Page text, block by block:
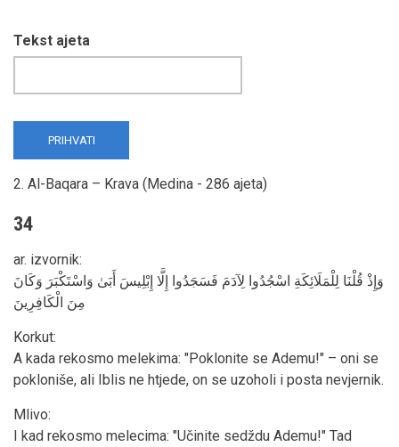
Tekst ajeta
2. Al-Baqara – Krava (Medina - 286 ajeta)
34
ar. izvornik:
وَإِذْ قُلْنَا لِلْمَلَائِكَةِ اسْجُدُوا لِآدَمَ فَسَجَدُوا إِلَّا إِبْلِيسَ أَبَىٰ وَاسْتَكْبَرَ وَكَانَ
مِنَ الْكَافِرِينَ
Korkut:
A kada rekosmo melekima: "Poklonite se Ademu!" – oni se
pokloniše, ali Iblis ne htjede, on se uzoholi i posta nevjernik.
Mlivo:
I kad rekosmo melecima: "Učinite sedždu Ademu!" Tad